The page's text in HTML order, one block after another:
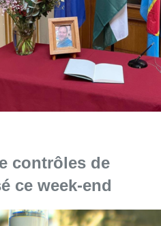
contrôles de
ce week-end